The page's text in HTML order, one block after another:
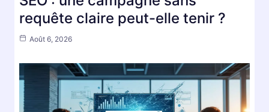
requête claire peut-elle tenir ?
Août 6, 2026